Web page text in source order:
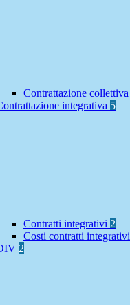
Contrattazione collettiva
integrativa 5
Contratti integrativi 2
Costi contratti integrativi
2